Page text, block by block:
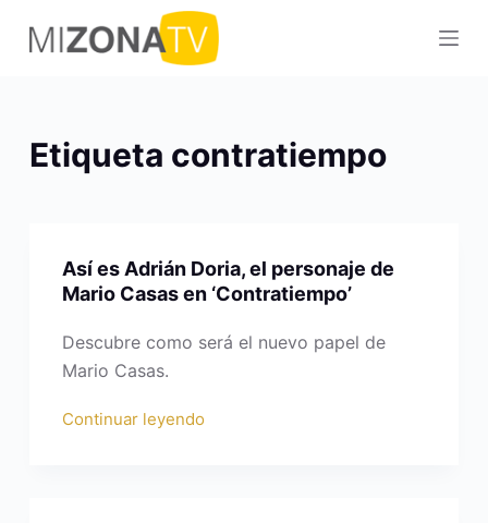
S
a
aEtiqueta contratiempo
Así es Adrián Doria, el personaje de
Mario Casas en ‘Contratiempo’
Descubre como será el nuevo papel de
Mario Casas.
Continuar leyendo